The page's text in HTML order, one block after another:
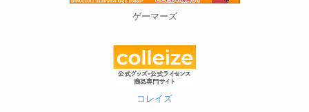
ゲーマーズ
コレイズ